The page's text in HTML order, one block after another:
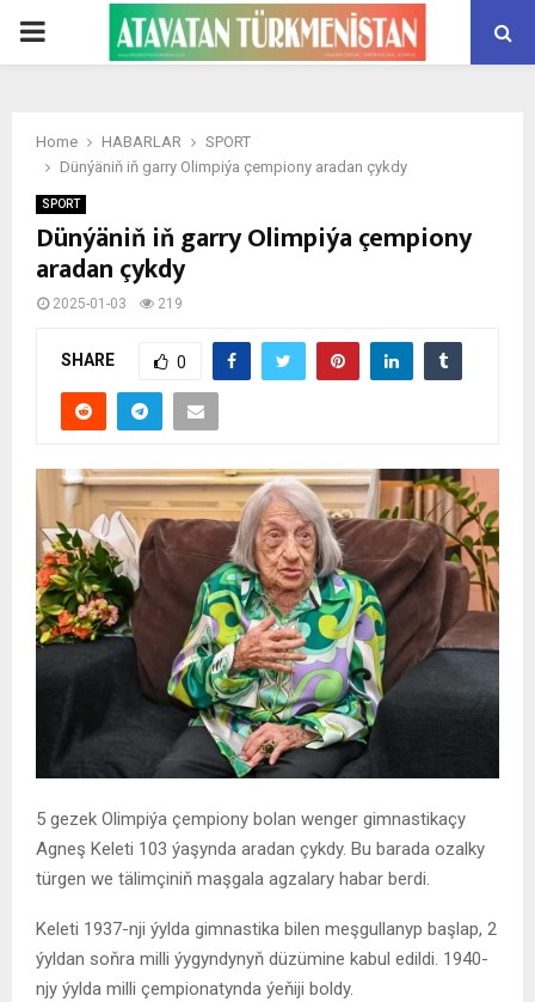
PRIMARY
Home HABARLAR
SPORT
Dünýäniň iň garry Olimpiýa çempiony aradan çykdy
SPORT
Dünýäniň iň garry Olimpiýa çempiony
aradan çykdy
2025-01-03 219
SHARE 0
5 gezek Olimpiýa çempiony bolan wenger gimnastikaçy
Agneş Keleti 103 ýaşynda aradan çykdy. Bu barada ozalky
türgen we tälimçiniň maşgala agzalary habar berdi.
Keleti 1937-nji ýylda gimnastika bilen meşgullanyp başlap, 2
ýyldan soňra milli ýygyndynyň düzümine kabul edildi. 1940-
njy ýylda milli çempionatynda ýeňiji boldy.